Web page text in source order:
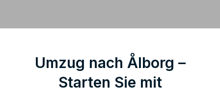
Umzug nach Ålborg –
Starten Sie mit